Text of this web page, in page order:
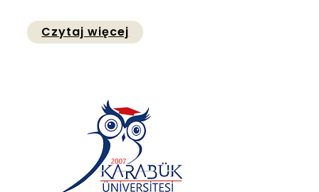
Czytaj więcej Przejdź do pełnej